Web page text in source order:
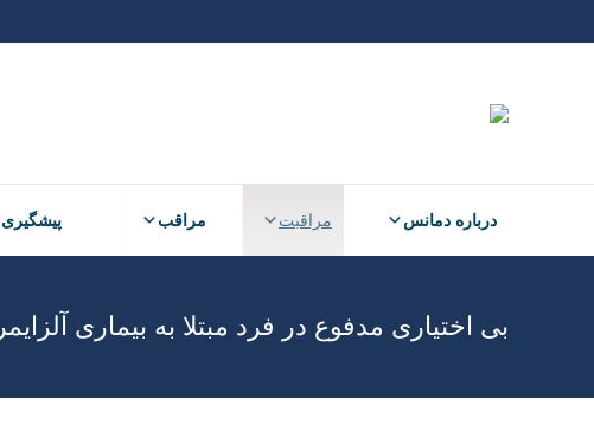
درباره دمانس مراقبت پیشگیری مراقب
بی اختیاری مدفوع در فرد مبتلا به بیماری آلزایمر